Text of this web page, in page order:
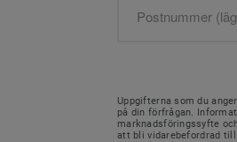
Uppgifterna som du
på din förfrågan.
marknadsföringssyfte
att bli vidarebefordrad